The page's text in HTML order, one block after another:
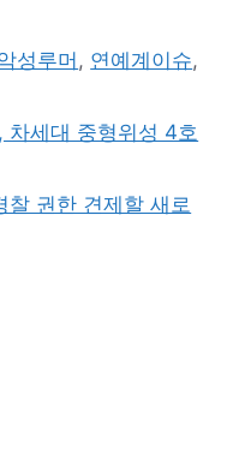
성루머 , 연예계이슈,
차세대 중형위성 4호
찰 권한 견제할 새로